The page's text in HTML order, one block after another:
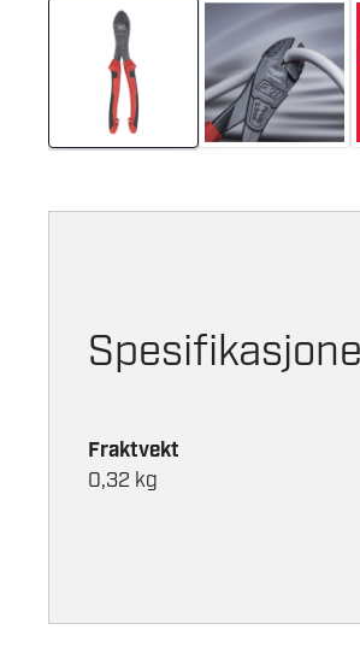
Fraktvekt
0,32 kg